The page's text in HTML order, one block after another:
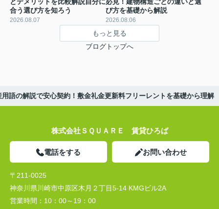
とデメリットを比較解説自分に
合う選び方を知ろう
2026.08.07
必見！建物構造ごとの違いと選
び方を基礎から解説
2026.08.06
もっと見る
ブログトップへ
用語の解説で安心契約！敷金礼金更新料フリーレントを基礎から理解
株式会社ＳＱＵＡＲＥ 賃貸ひろば
電話をする お問い合わせ
〒211-0025
神奈川県川崎市中原区木月２丁目5-14 KMGビル2A
営業時間： 10：00～19：00